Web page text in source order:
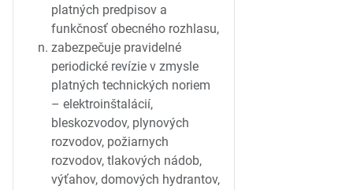
platných predpisov a
funkčnosť obecného rozhlasu,
zabezpečuje pravidelné
periodické revízie v zmysle
platných technických noriem
– elektroinštalácií,
bleskozvodov, plynových
rozvodov, požiarnych
rozvodov, tlakových nádob,
výťahov, domových hydrantov,